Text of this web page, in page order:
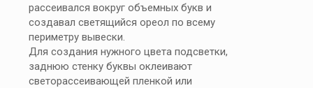
рассеивался вокруг объемных букв и
создавал светящийся ореол по всему
периметру вывески.
Для создания нужного цвета подсветки,
заднюю стенку буквы оклеивают
светорассеивающей пленкой или